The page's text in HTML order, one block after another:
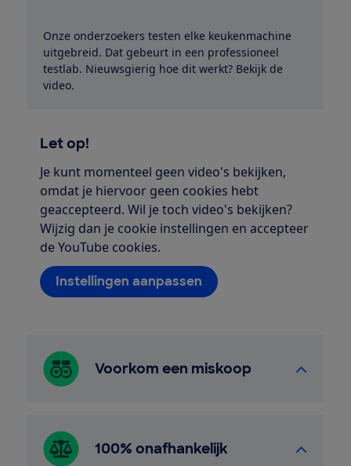
Onze onderzoekers testen elke keukenmachine
uitgebreid. Dat gebeurt in een professioneel
testlab. Nieuwsgierig hoe dit werkt? Bekijk de
video.
Let op!
Je kunt momenteel geen video's bekijken,
omdat je hiervoor geen cookies hebt
geaccepteerd. Wil je toch video's bekijken?
Wijzig dan je cookie instellingen en accepteer
de YouTube cookies.
Instellingen aanpassen
Voorkom een miskoop
100% onafhankelijk